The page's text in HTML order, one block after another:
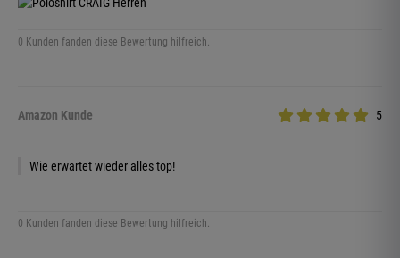
0 Kunden fanden diese Bewertung hilfreich.
Amazon Kunde 5
Wie erwartet wieder alles top!
0 Kunden fanden diese Bewertung hilfreich.